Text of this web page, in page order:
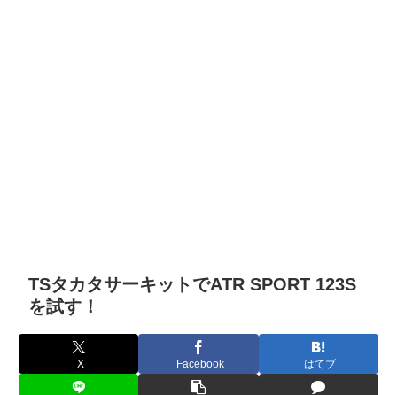
TSタカタサーキットでATR SPORT 123S
を試す！
X Facebook はてブ